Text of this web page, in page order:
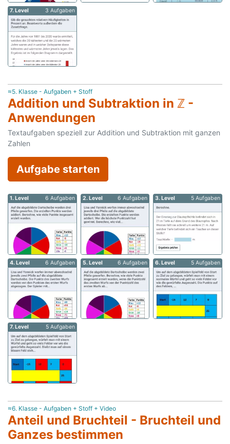
7. Level 3 Aufgaben
≈5. Klasse - Aufgaben + Stoff
Addition und Subtraktion in ℤ -
Anwendungen
Textaufgaben speziell zur Addition und Subtraktion mit ganzen
Zahlen
Aufgabe starten
1. Level 6 Aufgaben 2. Level 6 Aufgaben 3. Level 5 Aufgaben
4. Level 6 Aufgaben 5. Level 6 Aufgaben 6. Level 5 Aufgaben
7. Level 5 Aufgaben
≈6. Klasse - Aufgaben + Stoff + Video
Anteil und Bruchteil - Bruchteil und
Ganzes bestimmen